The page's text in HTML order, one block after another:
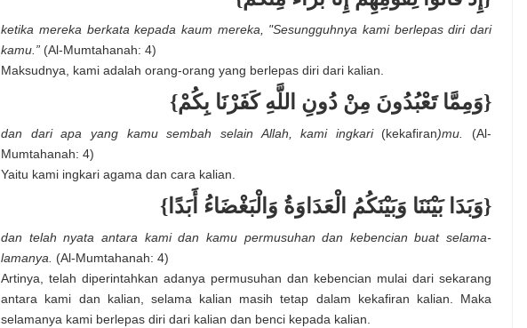
ketika mereka berkata kepada kaum mereka, "Sesungguhnya kami berlepas diri dari
kamu.” (Al-Mumtahanah: 4)
Maksudnya, kami adalah orang-orang yang berlepas diri dari kalian.
{وَمِمَّا تَعْبُدُونَ مِنْ دُونِ اللَّهِ كَفَرْنَا بِكُمْ}
dan dari apa yang kamu sembah selain Allah, kami ingkari (kekafiran)mu. (Al-
Mumtahanah: 4)
Yaitu kami ingkari agama dan cara kalian.
{وَبَدَا بَيْنَنَا وَبَيْنَكُمُ الْعَدَاوَةُ وَالْبَغْضَاءُ أَبَدًا}
dan telah nyata antara kami dan kamu permusuhan dan kebencian buat selama-
lamanya. (Al-Mumtahanah: 4)
Artinya, telah diperintahkan adanya permusuhan dan kebencian mulai dari sekarang
antara kami dan kalian, selama kalian masih tetap dalam kekafiran kalian. Maka
selamanya kami berlepas diri dari kalian dan benci kepada kalian.